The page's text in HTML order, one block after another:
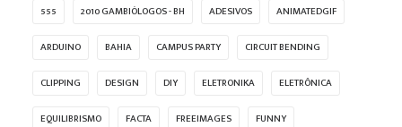
555 2010 GAMBIÓLOGOS - BH ADESIVOS ANIMATEDGIF
ARDUINO BAHIA CAMPUS PARTY CIRCUIT BENDING
CLIPPING DESIGN DIY ELETRONIKA ELETRÔNICA
EQUILIBRISMO FACTA FREEIMAGES FUNNY